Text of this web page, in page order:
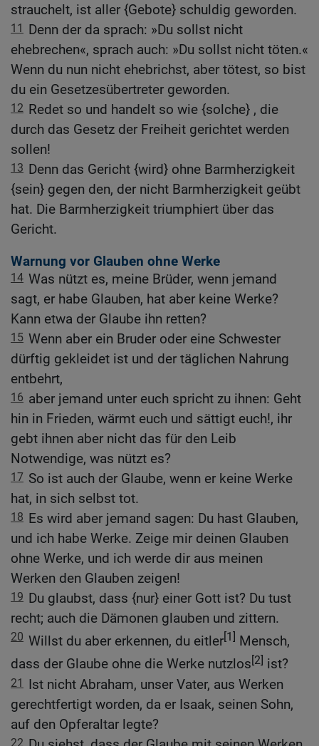
strauchelt, ist aller {Gebote} schuldig geworden.
11 Denn der da sprach: »Du sollst nicht
ehebrechen«, sprach auch: »Du sollst nicht töten.«
Wenn du nun nicht ehebrichst, aber tötest, so bist
du ein Gesetzesübertreter geworden.
12 Redet so und handelt so wie {solche} , die
durch das Gesetz der Freiheit gerichtet werden
sollen!
13 Denn das Gericht {wird} ohne Barmherzigkeit
{sein} gegen den, der nicht Barmherzigkeit geübt
hat. Die Barmherzigkeit triumphiert über das
Gericht.
Warnung vor Glauben ohne Werke
14 Was nützt es, meine Brüder, wenn jemand
sagt, er habe Glauben, hat aber keine Werke?
Kann etwa der Glaube ihn retten?
15 Wenn aber ein Bruder oder eine Schwester
dürftig gekleidet ist und der täglichen Nahrung
entbehrt,
16 aber jemand unter euch spricht zu ihnen: Geht
hin in Frieden, wärmt euch und sättigt euch!, ihr
gebt ihnen aber nicht das für den Leib
Notwendige, was nützt es?
17 So ist auch der Glaube, wenn er keine Werke
hat, in sich selbst tot.
18 Es wird aber jemand sagen: Du hast Glauben,
und ich habe Werke. Zeige mir deinen Glauben
ohne Werke, und ich werde dir aus meinen
Werken den Glauben zeigen!
19 Du glaubst, dass {nur} einer Gott ist? Du tust
recht; auch die Dämonen glauben und zittern.
20 Willst du aber erkennen, du eitler[1] Mensch,
dass der Glaube ohne die Werke nutzlos[2] ist?
21 Ist nicht Abraham, unser Vater, aus Werken
gerechtfertigt worden, da er Isaak, seinen Sohn,
auf den Opferaltar legte?
22